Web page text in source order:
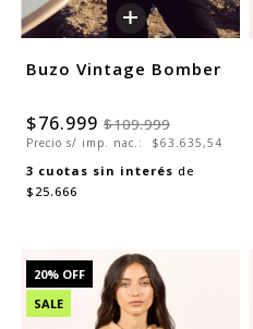
+
Buzo Vintage Bomber
$76.999 $109.999
Precio s/ imp. nac.: $63.635,54
3 cuotas sin interés de
$25.666
20% OFF
SALE